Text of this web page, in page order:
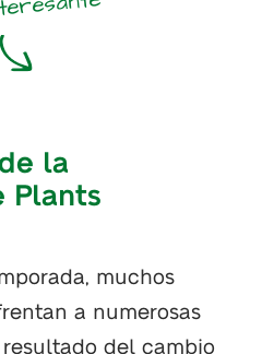
la
Plants
muchos
a numerosas
del cambio